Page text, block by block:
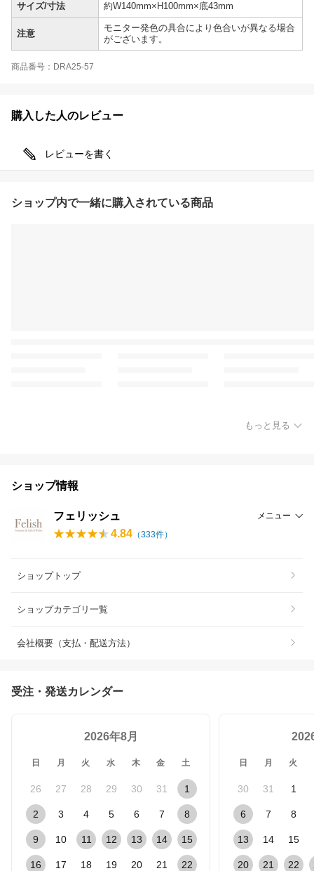
サイズ/寸法 約W140mm×H100mm×底43mm
注意
モニター発色の具合により色合いが異なる場合
がございます。
商品番号：DRA25-57
購入した人のレビュー
レビューを書く
ショップ内で一緒に購入されている商品
もっと見る
ショップ情報
フェリッシュ メニュー
4.84 （333件）
ショップトップ
ショップカテゴリ一覧
会社概要（支払・配送方法）
受注・発送カレンダー
2026年8月
日 月 火 水 木 金 土
26 27 28 29 30 31 1
2 3 4 5 6 7 8
9 10 11 12 13 14 15
16 17 18 19 20 21 22
日 月 火
30 31 1
6 7 8
13 14 15
20 21 22